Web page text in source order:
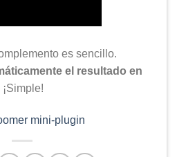
es sencillo.
el resultado en
¡Simple!
mini-plugin